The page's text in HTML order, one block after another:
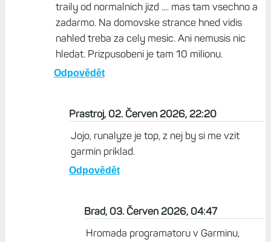
traily od normalnich jizd .... mas tam vsechno a
zadarmo. Na domovske strance hned vidis
nahled treba za cely mesic. Ani nemusis nic
hledat. Prizpusobeni je tam 10 milionu.
Odpovědět
Prastroj, 02. Červen 2026, 22:20
Jojo, runalyze je top, z nej by si me vzit
garmin priklad.
Odpovědět
Brad, 03. Červen 2026, 04:47
Hromada programatoru v Garminu,